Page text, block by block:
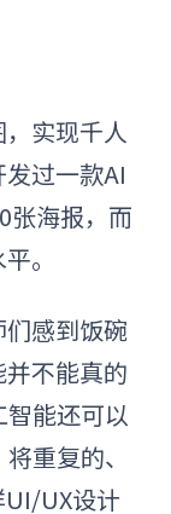
实现千人
过一款AI
张海报，而
。
感到饭碗
不能真的
能还可以
重复的、
UX设计